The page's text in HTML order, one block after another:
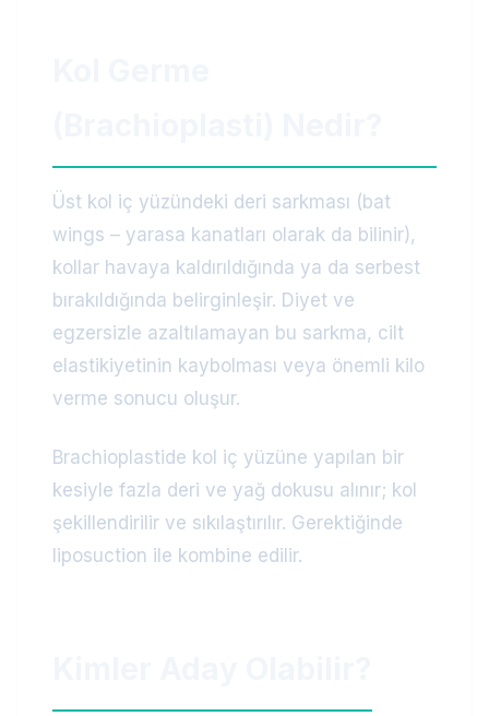
Üst kol iç yüzündeki deri sarkması (bat
wings – yarasa kanatları olarak da bilinir),
kollar havaya kaldırıldığında ya da serbest
bırakıldığında belirginleşir. Diyet ve
egzersizle azaltılamayan bu sarkma, cilt
elastikiyetinin kaybolması veya önemli kilo
verme sonucu oluşur.
Brachioplastide kol iç yüzüne yapılan bir
kesiyle fazla deri ve yağ dokusu alınır; kol
şekillendirilir ve sıkılaştırılır. Gerektiğinde
liposuction ile kombine edilir.